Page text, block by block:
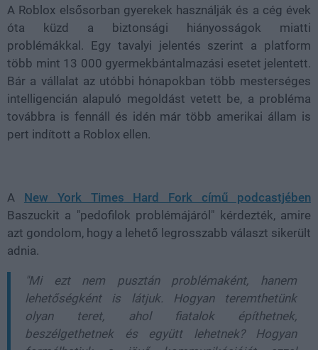
A Roblox elsősorban gyerekek használják és a cég évek
óta küzd a biztonsági hiányosságok miatti
problémákkal. Egy tavalyi jelentés szerint a platform
több mint 13 000 gyermekbántalmazási esetet jelentett.
Bár a vállalat az utóbbi hónapokban több mesterséges
intelligencián alapuló megoldást vetett be, a probléma
továbbra is fennáll és idén már több amerikai állam is
pert indított a Roblox ellen.
A New York Times Hard Fork című podcastjében
Baszuckit a "pedofilok problémájáról" kérdezték, amire
azt gondolom, hogy a lehető legrosszabb választ sikerült
adnia.
"Mi ezt nem pusztán problémaként, hanem
lehetőségként is látjuk. Hogyan teremthetünk
olyan teret, ahol fiatalok építhetnek,
beszélgethetnek és együtt lehetnek? Hogyan